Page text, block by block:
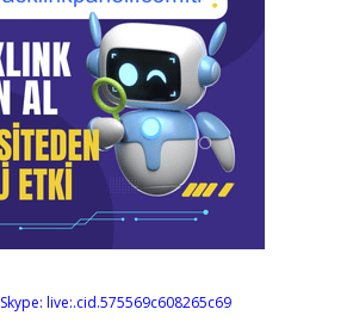
Skype: live:.cid.575569c608265c69